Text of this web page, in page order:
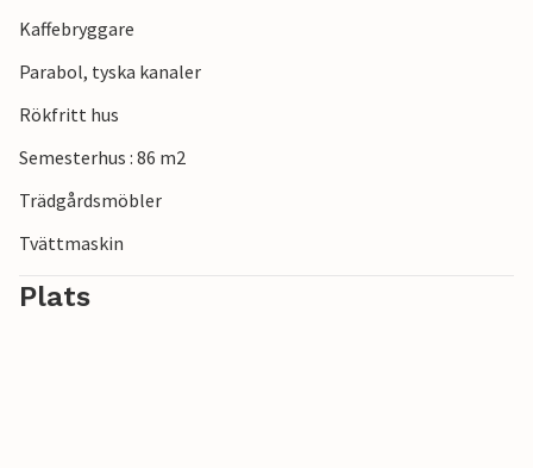
Kaffebryggare
Parabol, tyska kanaler
Rökfritt hus
Semesterhus : 86 m2
Trädgårdsmöbler
Tvättmaskin
Plats